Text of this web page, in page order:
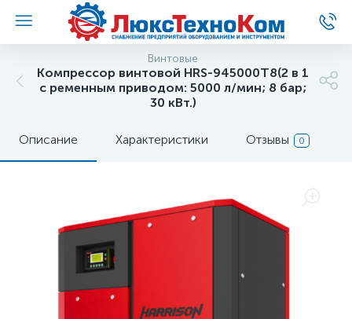
Винтовые
Компрессор винтовой HRS-945000T8(2 в 1
с ременным приводом: 5000 л/мин; 8 бар;
30 кВт.)
Описание Характеристики Отзывы 0